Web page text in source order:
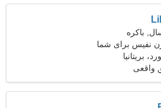
نفیس برای شما
بریتانیا
واقعی